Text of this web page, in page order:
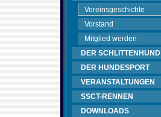
Vereinsgeschichte
Vorstand
Mitglied werden
DER SCHLITTENHUND
DER HUNDESPORT
VERANSTALTUNGEN
SSCT-RENNEN
DOWNLOADS